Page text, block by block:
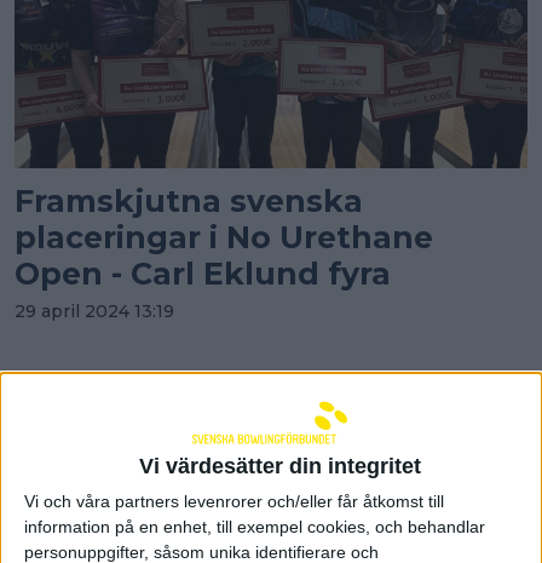
Vi värdesätter din integritet
Vi och våra partners levenrorer och/eller får åtkomst till
information på en enhet, till exempel cookies, och behandlar
personuppgifter, såsom unika identifierare och
Framskjutna svenska
placeringar i No Urethane
Open - Carl Eklund fyra
29 april 2024 13:19